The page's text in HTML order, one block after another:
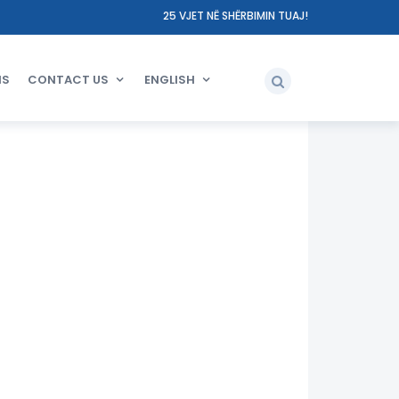
25 VJET NË SHËRBIMIN TUAJ!
CONTACT US ENGLISH